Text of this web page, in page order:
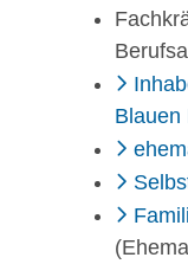
Blauen